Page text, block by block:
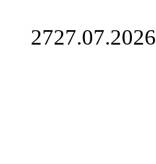
2727.07.2026